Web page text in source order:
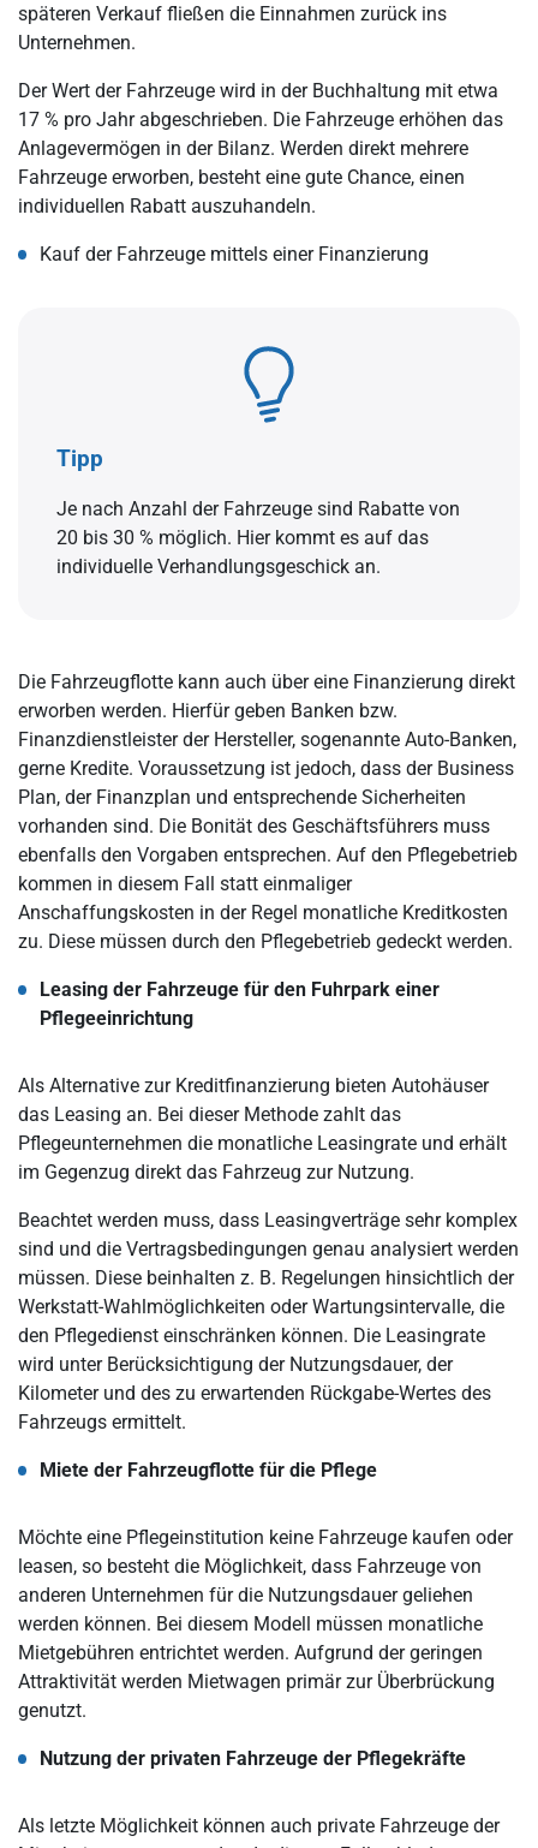
späteren Verkauf fließen die Einnahmen zurück ins
Unternehmen.
Der Wert der Fahrzeuge wird in der Buchhaltung mit etwa
17 % pro Jahr abgeschrieben. Die Fahrzeuge erhöhen das
Anlagevermögen in der Bilanz. Werden direkt mehrere
Fahrzeuge erworben, besteht eine gute Chance, einen
individuellen Rabatt auszuhandeln.
Kauf der Fahrzeuge mittels einer Finanzierung
Tipp
Je nach Anzahl der Fahrzeuge sind Rabatte von
20 bis 30 % möglich. Hier kommt es auf das
individuelle Verhandlungsgeschick an.
Die Fahrzeugflotte kann auch über eine Finanzierung direkt
erworben werden. Hierfür geben Banken bzw.
Finanzdienstleister der Hersteller, sogenannte Auto-Banken,
gerne Kredite. Voraussetzung ist jedoch, dass der Business
Plan, der Finanzplan und entsprechende Sicherheiten
vorhanden sind. Die Bonität des Geschäftsführers muss
ebenfalls den Vorgaben entsprechen. Auf den Pflegebetrieb
kommen in diesem Fall statt einmaliger
Anschaffungskosten in der Regel monatliche Kreditkosten
zu. Diese müssen durch den Pflegebetrieb gedeckt werden.
Leasing der Fahrzeuge für den Fuhrpark einer
Pflegeeinrichtung
Als Alternative zur Kreditfinanzierung bieten Autohäuser
das Leasing an. Bei dieser Methode zahlt das
Pflegeunternehmen die monatliche Leasingrate und erhält
im Gegenzug direkt das Fahrzeug zur Nutzung.
Beachtet werden muss, dass Leasingverträge sehr komplex
sind und die Vertragsbedingungen genau analysiert werden
müssen. Diese beinhalten z. B. Regelungen hinsichtlich der
Werkstatt-Wahlmöglichkeiten oder Wartungsintervalle, die
den Pflegedienst einschränken können. Die Leasingrate
wird unter Berücksichtigung der Nutzungsdauer, der
Kilometer und des zu erwartenden Rückgabe-Wertes des
Fahrzeugs ermittelt.
Miete der Fahrzeugflotte für die Pflege
Möchte eine Pflegeinstitution keine Fahrzeuge kaufen oder
leasen, so besteht die Möglichkeit, dass Fahrzeuge von
anderen Unternehmen für die Nutzungsdauer geliehen
werden können. Bei diesem Modell müssen monatliche
Mietgebühren entrichtet werden. Aufgrund der geringen
Attraktivität werden Mietwagen primär zur Überbrückung
genutzt.
Nutzung der privaten Fahrzeuge der Pflegekräfte
Als letzte Möglichkeit können auch private Fahrzeuge der